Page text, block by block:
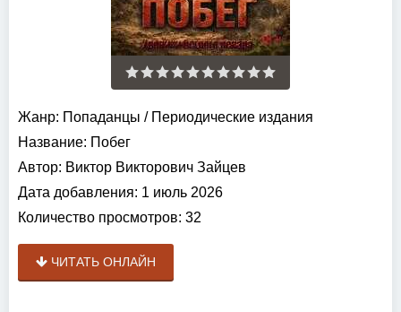
Жанр: Попаданцы / Периодические издания
Название: Побег
Автор: Виктор Викторович Зайцев
Дата добавления: 1 июль 2026
Количество просмотров: 32
ЧИТАТЬ ОНЛАЙН